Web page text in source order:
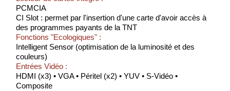
PCMCIA
CI Slot : permet par l'insertion d'une carte d'avoir accès à
des programmes payants de la TNT
Fonctions "Ecologiques" :
Intelligent Sensor (optimisation de la luminosité et des
couleurs)
Entrées Vidéo :
HDMI (x3) • VGA • Péritel (x2) • YUV • S-Vidéo •
Composite